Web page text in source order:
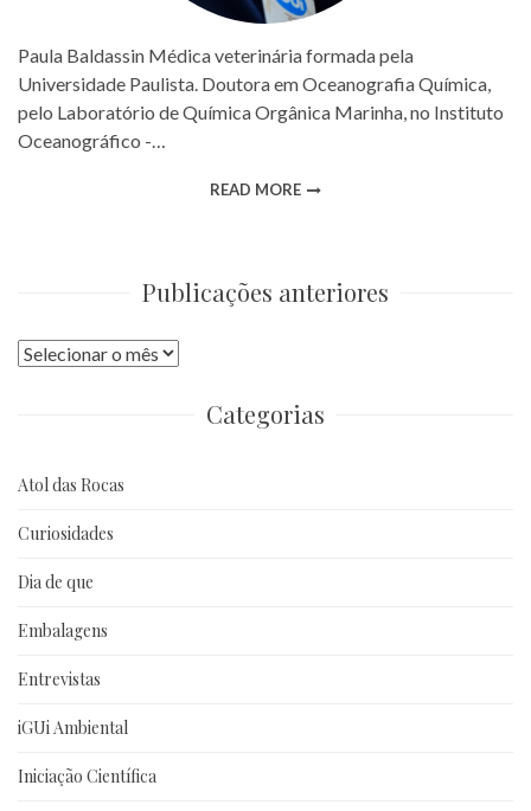
Paula Baldassin Médica veterinária formada pela
Universidade Paulista. Doutora em Oceanografia Química,
pelo Laboratório de Química Orgânica Marinha, no Instituto
Oceanográfico -…
READ MORE
Publicações anteriores
Publicações
Categorias
Atol das Rocas
Curiosidades
Dia de que
Embalagens
Entrevistas
iGUi Ambiental
Iniciação Científica